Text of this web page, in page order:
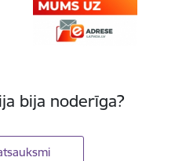
bija noderīga?